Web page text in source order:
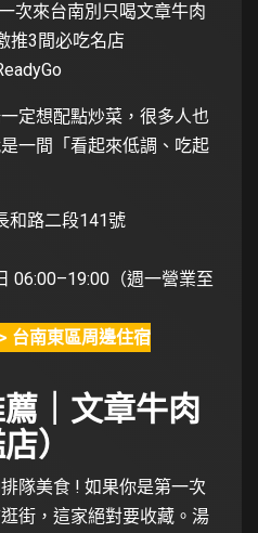
定想配點炒菜，很多人也
一間「看起來低調、吃起
和路二段141號
06:00–19:00（週一營業至
台南東區周邊住宿
｜文章牛肉
）
隊美食 ! 如果你是第一次
街，這家絕對要收藏。湯